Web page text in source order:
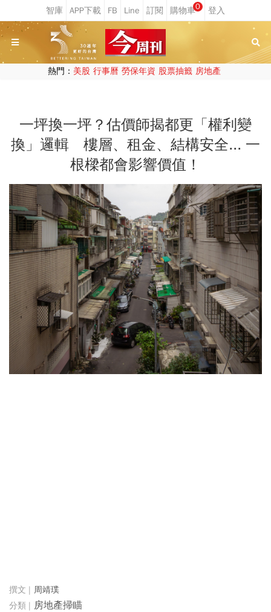
0
熱門： 美股 行事曆 勞保年資 股票抽籤 房地產
一坪換一坪？估價師揭都更「權利變
換」邏輯 樓層、租金、結構安全... 一
根樑都會影響價值！
周靖璞
房地產掃瞄